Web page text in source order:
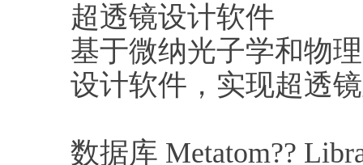
超透镜设计软件
基于微纳光子学和物
设计软件，实现超透
数据库 Metatom??